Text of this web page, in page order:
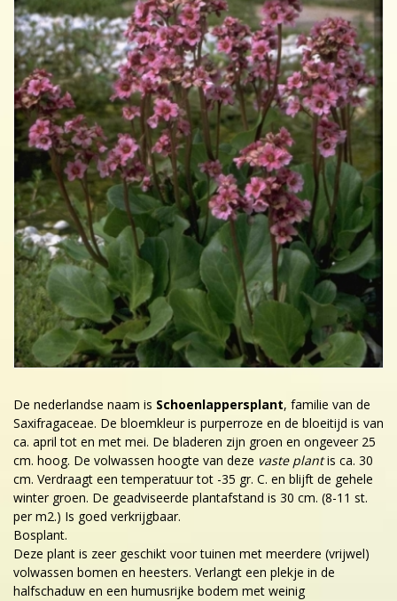
De nederlandse naam is Schoenlappersplant, familie van de
Saxifragaceae. De bloemkleur is purperroze en de bloeitijd is van
ca. april tot en met mei. De bladeren zijn groen en ongeveer 25
cm. hoog. De volwassen hoogte van deze vaste plantis ca. 30
cm. Verdraagt een temperatuur tot -35 gr. C. en blijft de gehele
winter groen. De geadviseerde plantafstand is 30 cm. (8-11 st.
per m2.) Is goed verkrijgbaar.
Bosplant.
Deze plant is zeer geschikt voor tuinen met meerdere (vrijwel)
volwassen bomen en heesters. Verlangt een plekje in de
halfschaduw en een humusrijke bodem met weinig